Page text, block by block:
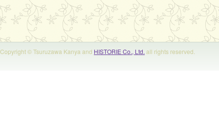
Copyright © Tsuruzawa Kanya and HISTORIE Co., Ltd. all rights reserved.